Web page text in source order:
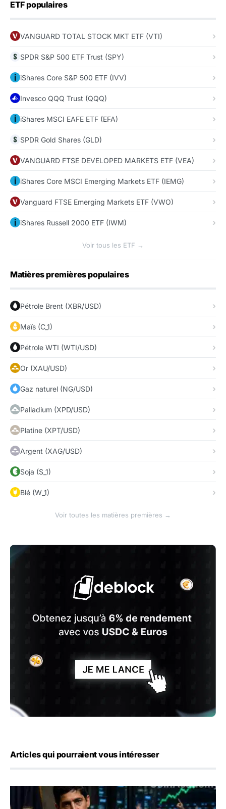
ETF populaires
VANGUARD TOTAL STOCK MKT ETF (VTI)
SPDR S&P 500 ETF Trust (SPY)
iShares Core S&P 500 ETF (IVV)
Invesco QQQ Trust (QQQ)
iShares MSCI EAFE ETF (EFA)
SPDR Gold Shares (GLD)
VANGUARD FTSE DEVELOPED MARKETS ETF (VEA)
iShares Core MSCI Emerging Markets ETF (IEMG)
Vanguard FTSE Emerging Markets ETF (VWO)
iShares Russell 2000 ETF (IWM)
Voir tous les ETF →
Matières premières populaires
Pétrole Brent (XBR/USD)
Maïs (C_1)
Pétrole WTI (WTI/USD)
Or (XAU/USD)
Gaz naturel (NG/USD)
Palladium (XPD/USD)
Platine (XPT/USD)
Argent (XAG/USD)
Soja (S_1)
Blé (W_1)
Voir toutes les matières premières →
Articles qui pourraient vous intéresser
Emploi américain : 23 000 postes détruits en juillet, les